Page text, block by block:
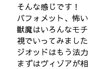
そんな感じです！
バフォメット、怖い
獣魔はいろんなモ
視でいってみました
ジオッドはもう法力
まずはヴィゾアが